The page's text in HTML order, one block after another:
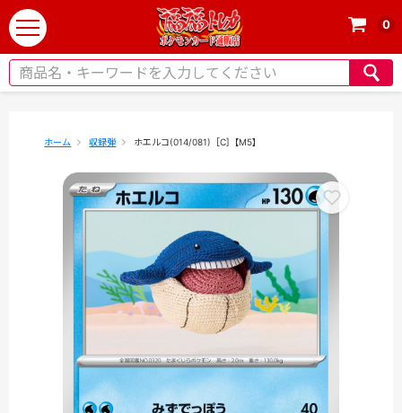
t
o
g
0
ホーム 収録弾 ホエルコ(014/081)［C]【M5】